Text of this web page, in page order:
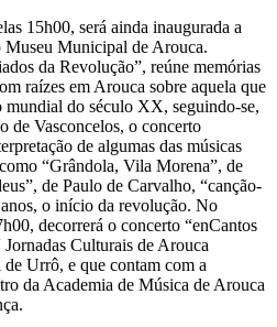
15h00, será ainda inaugurada a
Museu Municipal de Arouca.
da Revolução”, reúne memórias
raízes em Arouca sobre aquela que
mundial do século XX, seguindo-se,
de Vasconcelos, o concerto
de algumas das músicas
“Grândola, Vila Morena”, de
de Paulo de Carvalho, “canção-
o início da revolução. No
decorrerá o concerto “enCantos
Culturais de Arouca
Urrô, e que contam com a
da Academia de Música de Arouca